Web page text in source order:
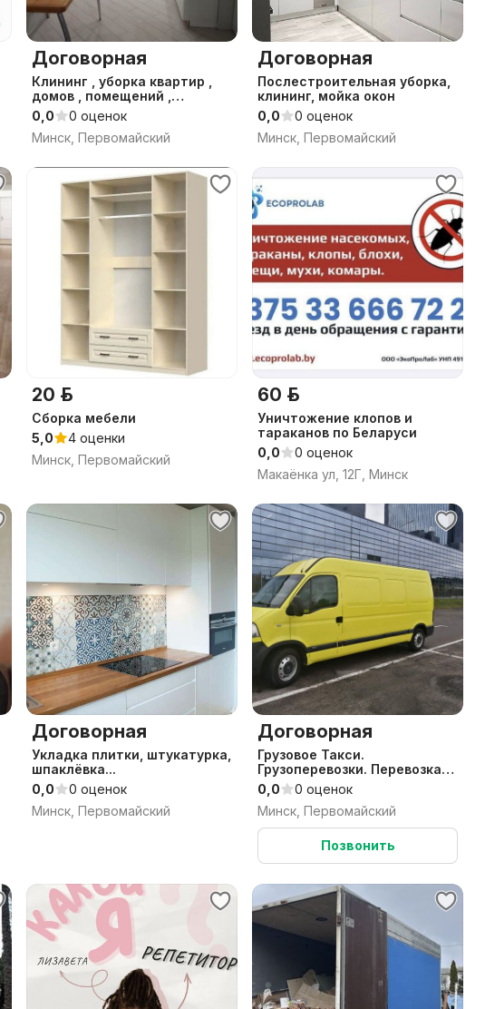
Договорная
Клининг , уборка квартир ,
домов , помещений ,
клининговые услуги
0,0
0 оценок
Минск, Первомайский
Договорная
Послестроительная уборка,
клининг, мойка окон
0,0
0 оценок
Минск, Первомайский
20 р.
Сборка мебели
5,0
4 оценки
Минск, Первомайский
60 р.
Уничтожение клопов и
тараканов по Беларуси
0,0
0 оценок
Макаёнка ул, 12Г, Минск
Договорная
Укладка плитки, штукатурка,
шпаклёвка...
0,0
0 оценок
Минск, Первомайский
Договорная
Грузовое Такси.
Грузоперевозки. Перевозка
грузов.
0,0
0 оценок
Минск, Первомайский
Позвонить